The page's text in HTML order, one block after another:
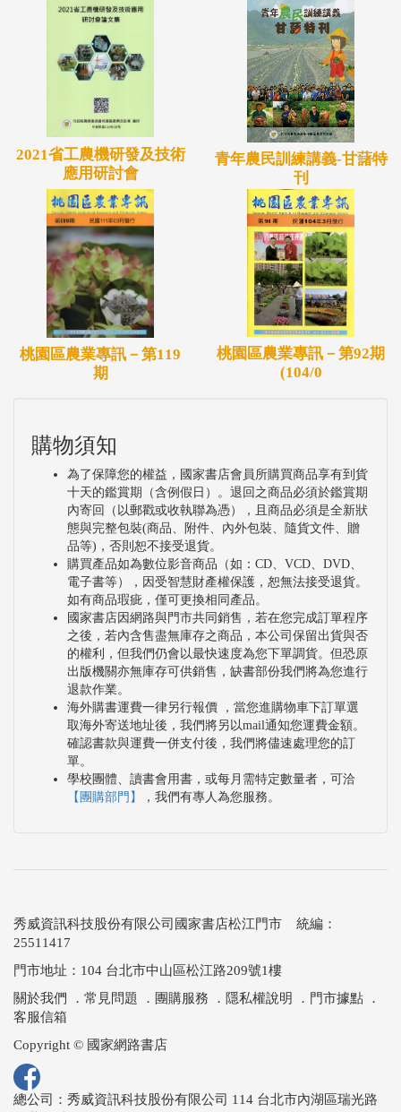
2021省工農機研發及技術
應用研討會
青年農民訓練講義-甘藷特
刊
桃園區農業專訊－第119
期
桃園區農業專訊－第92期
(104/0
購物須知
為了保障您的權益，國家書店會員所購買商品享有到貨
十天的鑑賞期（含例假日）。退回之商品必須於鑑賞期
內寄回（以郵戳或收執聯為憑），且商品必須是全新狀
態與完整包裝(商品、附件、內外包裝、隨貨文件、贈
品等)，否則恕不接受退貨。
購買產品如為數位影音商品（如：CD、VCD、DVD、
電子書等），因受智慧財產權保護，恕無法接受退貨。
如有商品瑕疵，僅可更換相同產品。
國家書店因網路與門市共同銷售，若在您完成訂單程序
之後，若內含售盡無庫存之商品，本公司保留出貨與否
的權利，但我們仍會以最快速度為您下單調貨。但恐原
出版機關亦無庫存可供銷售，缺書部份我們將為您進行
退款作業。
海外購書運費一律另行報價 ，當您進購物車下訂單選
取海外寄送地址後，我們將另以mail通知您運費金額。
確認書款與運費一併支付後，我們將儘速處理您的訂
單。
學校團體、讀書會用書，或每月需特定數量者，可洽
【團購部門】
，我們有專人為您服務。
秀威資訊科技股份有限公司國家書店松江門市 統編：
25511417
門市地址：104 台北市中山區松江路209號1樓
關於我們
． 常見問題 ． 團購服務 ． 隱私權說明 ． 門市據點 ．
客服信箱
Copyright © 國家網路書店
總公司：秀威資訊科技股份有限公司 114 台北市內湖區瑞光路